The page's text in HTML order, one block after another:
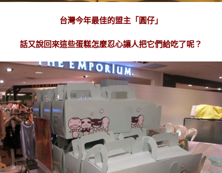
台灣今年最佳的盟主「圓仔」
話又說回來這些蛋糕怎麼忍心讓人把它們給吃了呢？